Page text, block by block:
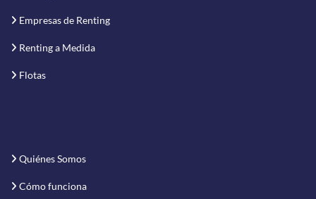
Empresas de Renting
Renting a Medida
Flotas
Quiénes Somos
Cómo funciona